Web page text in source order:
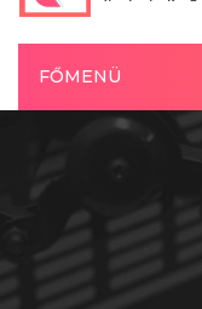
FŐMENÜ